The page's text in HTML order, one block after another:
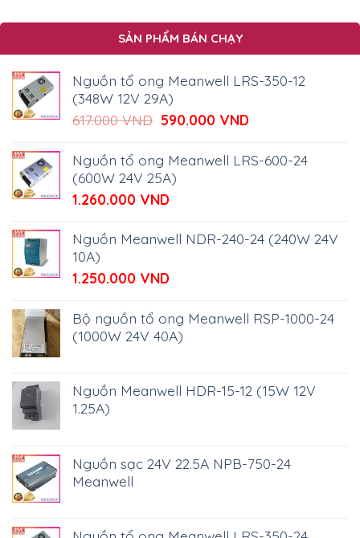
SẢN PHẨM BÁN CHẠY
Nguồn tổ ong Meanwell LRS-350-12
(348W 12V 29A)
617.000VND Giá
là:
617.000 VND.
590.000 VND
tại
Nguồn tổ ong Meanwell LRS-600-24
(600W 24V 25A)
1.260.000 VND
Nguồn Meanwell NDR-240-24 (240W 24V
10A)
1.250.000 VND
Bộ nguồn tổ ong Meanwell RSP-1000-24
(1000W 24V 40A)
Nguồn Meanwell HDR-15-12 (15W 12V
1.25A)
Nguồn sạc 24V 22.5A NPB-750-24
Meanwell